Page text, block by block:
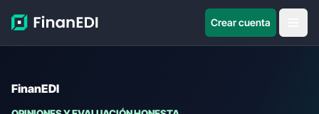
Crear cuenta
FinanEDI